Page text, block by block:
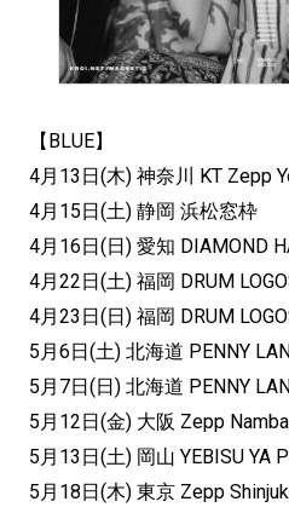
【BLUE】
4月13日(木) 神奈川 KT Zepp
4月15日(土) 静岡 浜松窓枠
4月16日(日) 愛知 DIAMOND
4月22日(土) 福岡 DRUM
4月23日(日) 福岡 DRUM
5月6日(土) 北海道 PENNY
5月7日(日) 北海道 PENNY
5月12日(金) 大阪 Zepp Namba
5月13日(土) 岡山 YEBISU YA
5月18日(木) 東京 Zepp